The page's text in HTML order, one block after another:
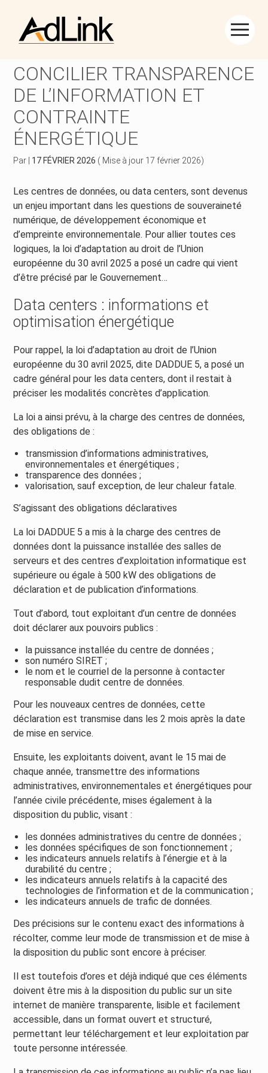
Aller
au
Créer et reprendre une activité
Développer votre entreprise
Construire votre patrimoine
Être prêt pour la facturation électronique
Piloter votre gestion
Gérer vos ressources humaines
Dématérialiser vos documents
CONCILIER TRANSPARENCE
DE L’INFORMATION ET
CONTRAINTE
ÉNERGÉTIQUE
Par 17 FÉVRIER 2026 ( Mise à jour 17 février 2026)
Les centres de données, ou data centers, sont devenus
un enjeu important dans les questions de souveraineté
numérique, de développement économique et
d’empreinte environnementale. Pour allier toutes ces
logiques, la loi d’adaptation au droit de l’Union
européenne du 30 avril 2025 a posé un cadre qui vient
d’être précisé par le Gouvernement…
Data centers : informations et
optimisation énergétique
Pour rappel, la loi d’adaptation au droit de l’Union
européenne du 30 avril 2025, dite DADDUE 5, a posé un
cadre général pour les data centers, dont il restait à
préciser les modalités concrètes d’application.
La loi a ainsi prévu, à la charge des centres de données,
des obligations de :
transmission d’informations administratives,
environnementales et énergétiques ;
transparence des données ;
valorisation, sauf exception, de leur chaleur fatale.
S’agissant des obligations déclaratives
La loi DADDUE 5 a mis à la charge des centres de
données dont la puissance installée des salles de
serveurs et des centres d’exploitation informatique est
supérieure ou égale à 500 kW des obligations de
déclaration et de publication d’informations.
Tout d’abord, tout exploitant d’un centre de données
doit déclarer aux pouvoirs publics :
la puissance installée du centre de données ;
son numéro SIRET ;
le nom et le courriel de la personne à contacter
responsable dudit centre de données.
Pour les nouveaux centres de données, cette
déclaration est transmise dans les 2 mois après la date
de mise en service.
Ensuite, les exploitants doivent, avant le 15 mai de
chaque année, transmettre des informations
administratives, environnementales et énergétiques pour
l’année civile précédente, mises également à la
disposition du public, visant :
les données administratives du centre de données ;
les données spécifiques de son fonctionnement ;
les indicateurs annuels relatifs à l’énergie et à la
durabilité du centre ;
les indicateurs annuels relatifs à la capacité des
technologies de l’information et de la communication ;
les indicateurs annuels de trafic de données.
Des précisions sur le contenu exact des informations à
récolter, comme leur mode de transmission et de mise à
la disposition du public sont encore à préciser.
Il est toutefois d’ores et déjà indiqué que ces éléments
doivent être mis à la disposition du public sur un site
internet de manière transparente, lisible et facilement
accessible, dans un format ouvert et structuré,
permettant leur téléchargement et leur exploitation par
toute personne intéressée.